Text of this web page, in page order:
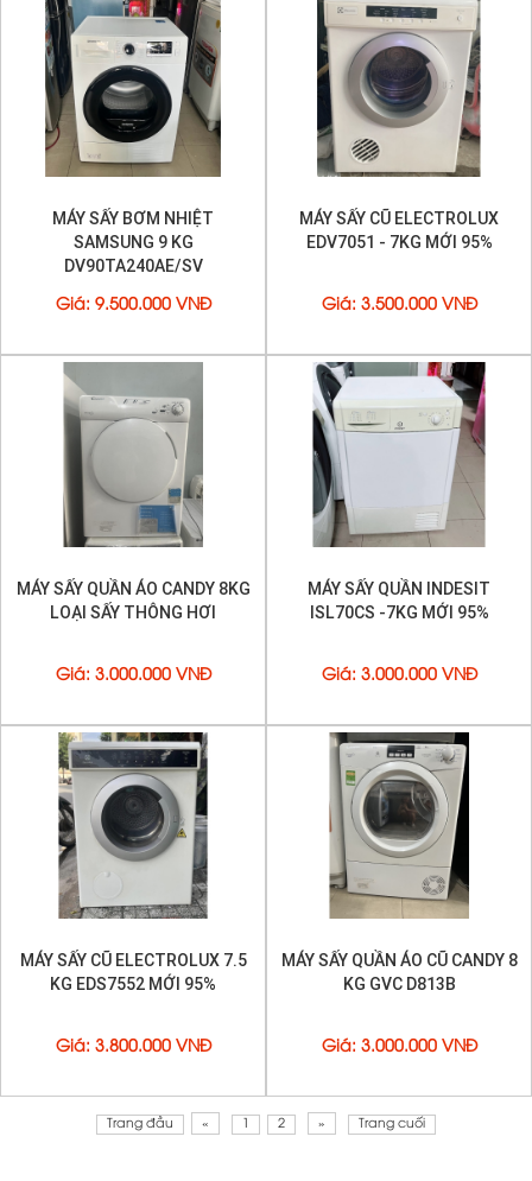
MÁY SẤY BƠM NHIỆT
SAMSUNG 9 KG
DV90TA240AE/SV
Giá: 9.500.000 VNĐ
MÁY SẤY CŨ ELECTROLUX
EDV7051 - 7KG MỚI 95%
Giá: 3.500.000 VNĐ
MÁY SẤY QUẦN ÁO CANDY 8KG
LOẠI SẤY THÔNG HƠI
Giá : 3.000.000 VNĐ
MÁY SẤY QUẦN INDESIT
ISL70CS -7KG MỚI 95%
Giá : 3.000.000 VNĐ
MÁY SẤY CŨ ELECTROLUX 7.5
KG EDS7552 MỚI 95%
Giá : 3.800.000 VNĐ
MÁY SẤY QUẦN ÁO CŨ CANDY 8
KG GVC D813B
Giá : 3.000.000 VNĐ
Trang đầu « 2 » Trang cuối